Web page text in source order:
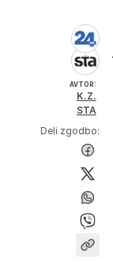
AVTOR:
K.Z.
STA
Deli zgodbo: